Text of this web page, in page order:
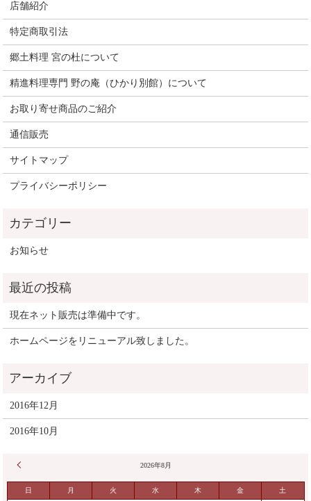
店舗紹介
特定商取引法
郷土料理 宮の杜について
精進料理専門 野の庵（ひかり別館）について
お取り寄せ商品のご紹介
通信販売
サイトマップ
プライバシーポリシー
お知らせ
現在ネット販売は準備中です。
ホームページをリニューアル致しました。
2016年12月
2016年10月
2026年8月
日 月 火 水 木 金 土